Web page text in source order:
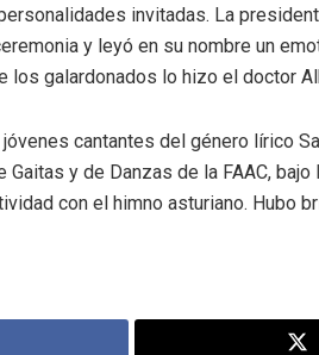
invitadas. La
y leyó en su nombre un
los galardonados lo hizo el doctor
cantantes del género lírico
y de Danzas de la FAAC,
con el himno asturiano. Hubo